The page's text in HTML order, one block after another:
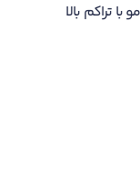
تراکم بالا